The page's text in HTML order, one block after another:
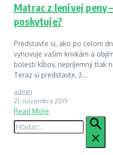
Matrac z lenivej peny
poskytuje?
Predstavte si, ako po celom
vyhovuje vašim krivkám a
bolesti kĺbov, nepríjemný tlak
Teraz si predstavte, ž...
admin
21. novembra 2019
Read More
Hľadať: